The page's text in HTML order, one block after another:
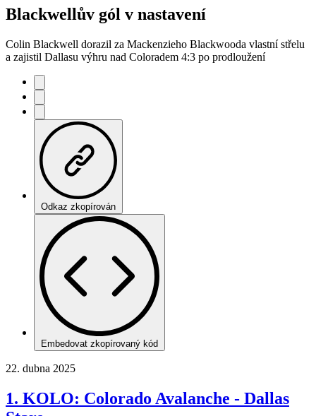
Blackwellův gól v nastavení
Colin Blackwell dorazil za Mackenzieho Blackwooda vlastní střelu
a zajistil Dallasu výhru nad Coloradem 4:3 po prodloužení
Odkaz zkopírován
Embedovat zkopírovaný kód
22. dubna 2025
1. KOLO: Colorado Avalanche - Dallas